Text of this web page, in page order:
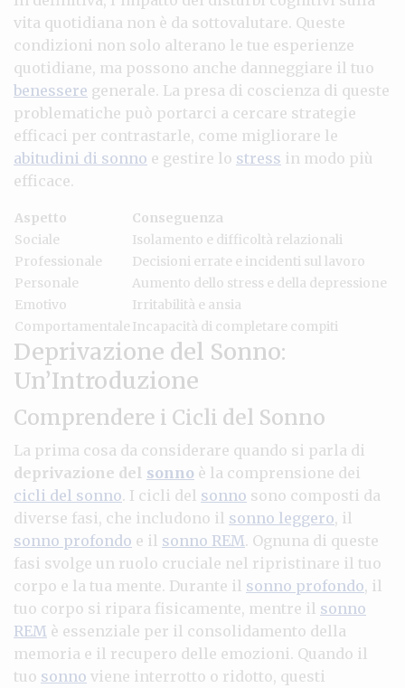
vita quotidiana non è da sottovalutare. Queste
condizioni non solo alterano le tue esperienze
quotidiane, ma possono anche danneggiare il tuo
benessere generale. La presa di coscienza di queste
problematiche può portarci a cercare strategie
efficaci per contrastarle, come migliorare le
abitudini di sonno e gestire lo stress in modo più
efficace.
Aspetto
Conseguenza
Sociale
Isolamento e difficoltà relazionali
Professionale
Decisioni errate e incidenti sul lavoro
Personale
Aumento dello stress e della depressione
Emotivo
Irritabilità e ansia
Comportamentale Incapacità di completare compiti
Deprivazione del Sonno:
Un’Introduzione
Comprendere i Cicli del Sonno
La prima cosa da considerare quando si parla di
deprivazione del sonno è la comprensione dei
cicli del sonno. I cicli del sonno sono composti da
diverse fasi, che includono il sonno leggero, il
sonno profondo e il sonno REM. Ognuna di queste
fasi svolge un ruolo cruciale nel ripristinare il tuo
corpo e la tua mente. Durante il sonno profondo, il
tuo corpo si ripara fisicamente, mentre il sonno
REM è essenziale per il consolidamento della
memoria e il recupero delle emozioni. Quando il
tuo sonno viene interrotto o ridotto, questi